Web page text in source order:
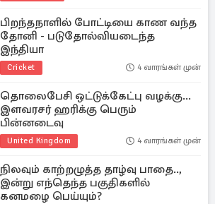
பிறந்தநாளில் போட்டியை காண வந்த
தோனி - படுதோல்வியடைந்த
இந்தியா
Cricket 4 வாரங்கள் முன்
தொலைபேசி ஒட்டுக்கேட்பு வழக்கு...
இளவரசர் ஹரிக்கு பெரும்
பின்னடைவு
United Kingdom 4 வாரங்கள் முன்
நிலவும் காற்றழுத்த தாழ்வு பாதை..,
இன்று எந்தெந்த பகுதிகளில்
கனமழை பெய்யும்?